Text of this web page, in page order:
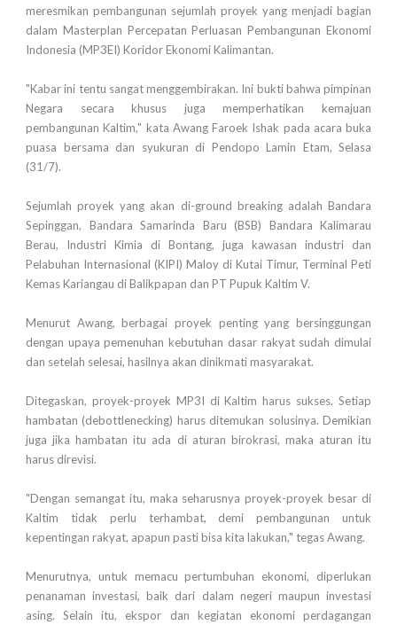
meresmikan pembangunan sejumlah proyek yang menjadi bagian
dalam Masterplan Percepatan Perluasan Pembangunan Ekonomi
Indonesia (MP3EI) Koridor Ekonomi Kalimantan.
"Kabar ini tentu sangat menggembirakan. Ini bukti bahwa pimpinan
Negara secara khusus juga memperhatikan kemajuan
pembangunan Kaltim," kata Awang Faroek Ishak pada acara buka
puasa bersama dan syukuran di Pendopo Lamin Etam, Selasa
(31/7).
Sejumlah proyek yang akan di-ground breaking adalah Bandara
Sepinggan, Bandara Samarinda Baru (BSB) Bandara Kalimarau
Berau, Industri Kimia di Bontang, juga kawasan industri dan
Pelabuhan Internasional (KIPI) Maloy di Kutai Timur, Terminal Peti
Kemas Kariangau di Balikpapan dan PT Pupuk Kaltim V.
Menurut Awang, berbagai proyek penting yang bersinggungan
dengan upaya pemenuhan kebutuhan dasar rakyat sudah dimulai
dan setelah selesai, hasilnya akan dinikmati masyarakat.
Ditegaskan, proyek-proyek MP3I di Kaltim harus sukses. Setiap
hambatan (debottlenecking) harus ditemukan solusinya. Demikian
juga jika hambatan itu ada di aturan birokrasi, maka aturan itu
harus direvisi.
"Dengan semangat itu, maka seharusnya proyek-proyek besar di
Kaltim tidak perlu terhambat, demi pembangunan untuk
kepentingan rakyat, apapun pasti bisa kita lakukan," tegas Awang.
Menurutnya, untuk memacu pertumbuhan ekonomi, diperlukan
penanaman investasi, baik dari dalam negeri maupun investasi
asing. Selain itu, ekspor dan kegiatan ekonomi perdagangan